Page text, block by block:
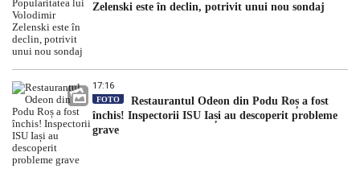
Zelenski este în declin, potrivit unui nou sondaj
17:16
FOTO
Restaurantul Odeon din Podu Roș a fost
închis! Inspectorii ISU Iași au descoperit probleme
grave